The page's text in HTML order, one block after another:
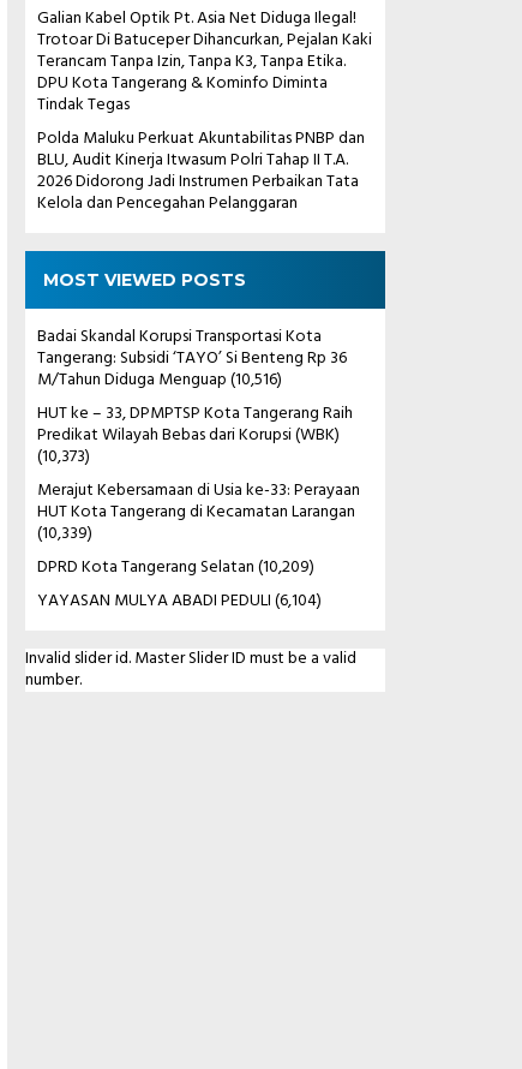
Galian Kabel Optik Pt. Asia Net Diduga Ilegal!
Trotoar Di Batuceper Dihancurkan, Pejalan Kaki
Terancam Tanpa Izin, Tanpa K3, Tanpa Etika.
DPU Kota Tangerang & Kominfo Diminta
Tindak Tegas
Polda Maluku Perkuat Akuntabilitas PNBP dan
BLU, Audit Kinerja Itwasum Polri Tahap II T.A.
2026 Didorong Jadi Instrumen Perbaikan Tata
Kelola dan Pencegahan Pelanggaran
MOST VIEWED POSTS
Badai Skandal Korupsi Transportasi Kota
Tangerang: Subsidi ‘TAYO’ Si Benteng Rp 36
M/Tahun Diduga Menguap(10,516)
HUT ke – 33, DPMPTSP Kota Tangerang Raih
Predikat Wilayah Bebas dari Korupsi (WBK)
(10,373)
Merajut Kebersamaan di Usia ke-33: Perayaan
HUT Kota Tangerang di Kecamatan Larangan
(10,339)
DPRD Kota Tangerang Selatan(10,209)
YAYASAN MULYA ABADI PEDULI(6,104)
Invalid slider id. Master Slider ID must be a valid
number.